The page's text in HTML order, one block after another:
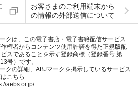
お客さまのご利用端末から
の情報の外部送信について
クは、この電子書店・電子書籍配信サービス
権者からコンテンツ使用許諾を得た正規版配
スであることを示す登録商標（登録番号 第
号）です。
クの詳細、ABJマークを掲示しているサービス
こちら
aebs.or.jp/